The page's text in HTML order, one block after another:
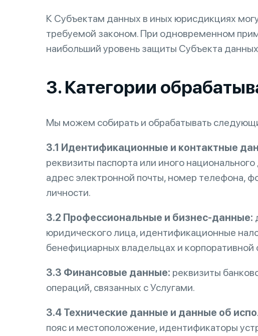
К Субъектам данных в иных юрисдикциях
требуемой законом. При одновременном
наибольший уровень защиты Субъекта
3. Категории
Мы можем собирать и обрабатывать
3.1 Идентификационные и контактные
реквизиты паспорта или иного
адрес электронной почты, номер телефона,
личности.
3.2 Профессиональные и бизнес-данные:
юридического лица, идентификационные
бенефициарных владельцах и корпоративной
3.3 Финансовые данные: реквизиты
операций, связанных с Услугами.
3.4 Технические данные и данные об
пояс и местоположение, идентификаторы